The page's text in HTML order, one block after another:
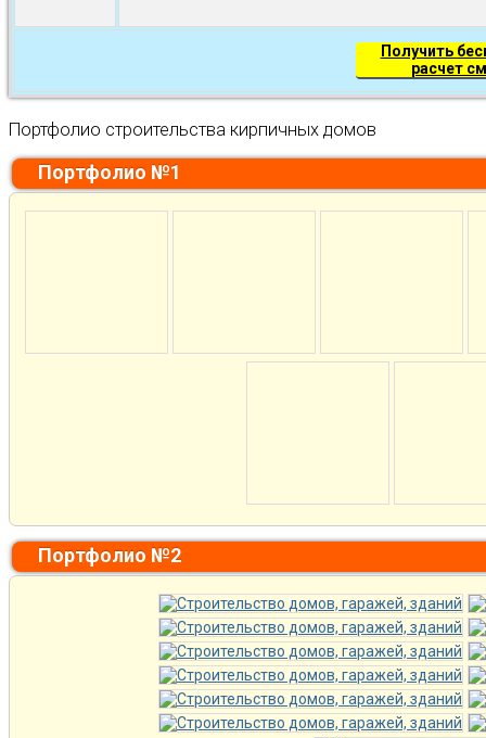
Получить
расчет
Портфолио строительства кирпичных домов
Портфолио №1
Портфолио №2